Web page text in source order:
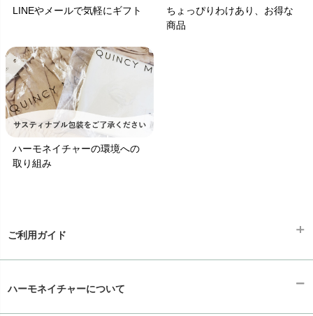
LINEやメールで気軽にギフト
ちょっぴりわけあり、お得な
商品
ハーモネイチャーの環境への
取り組み
ご利用ガイド
ハーモネイチャーについて